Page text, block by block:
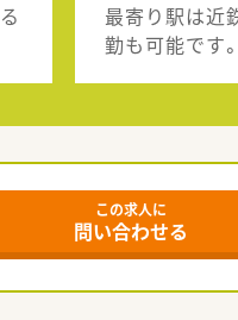
最寄り駅は近
勤も可能です。
この求人に
問い合わせる